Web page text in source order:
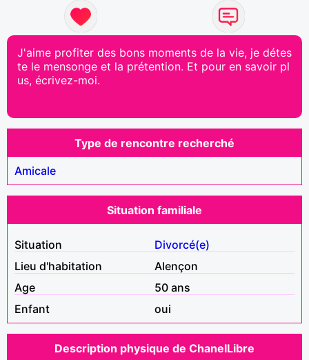
J'aime profiter des bons moments de la vie, je détes
te le mensonge et la prétention. Et pour en savoir pl
us, écrivez-moi.
Type de rencontre recherché
Amicale
Situation familiale
Situation
Divorcé(e)
Lieu d'habitation
Alençon
Age
50 ans
Enfant
oui
Description physique de ChanelLibre